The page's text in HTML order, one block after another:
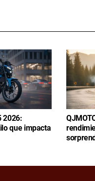
2026:
que impacta